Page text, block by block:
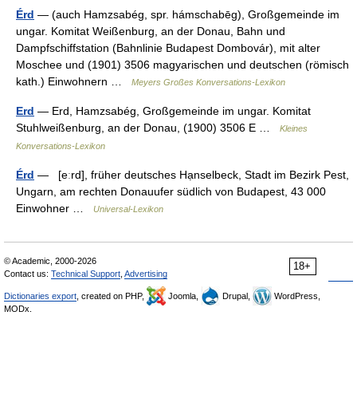
Érd — (auch Hamzsabég, spr. hámschabēg), Großgemeinde im
ungar. Komitat Weißenburg, an der Donau, Bahn und
Dampfschiffstation (Bahnlinie Budapest Dombovár), mit alter
Moschee und (1901) 3506 magyarischen und deutschen (römisch
kath.) Einwohnern …
Meyers Großes Konversations-Lexikon
Erd — Erd, Hamzsabég, Großgemeinde im ungar. Komitat
Stuhlweißenburg, an der Donau, (1900) 3506 E …
Kleines
Konversations-Lexikon
Érd — [eːrd], früher deutsches Hạnselbeck, Stadt im Bezirk Pest,
Ungarn, am rechten Donauufer südlich von Budapest, 43 000
Einwohner …
Universal-Lexikon
18+
© Academic, 2000-2026
Contact us: Technical Support Advertising
Dictionaries export , created on PHP, Joomla, Drupal,
WordPress,
MODx.